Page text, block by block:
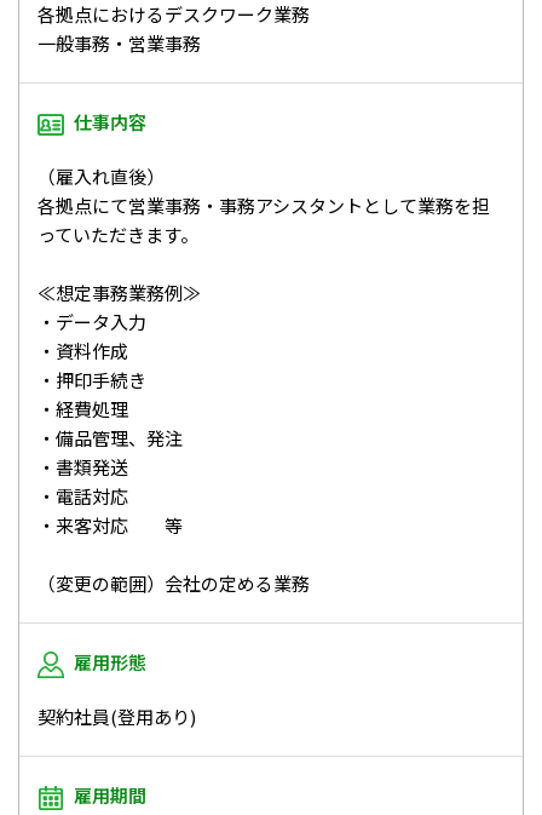
各拠点におけるデスクワーク業務
一般事務・営業事務
仕事内容
（雇入れ直後）
各拠点にて営業事務・事務アシスタントとして業務を担
っていただきます。
≪想定事務業務例≫
・データ入力
・資料作成
・押印手続き
・経費処理
・備品管理、発注
・書類発送
・電話対応
・来客対応 等
（変更の範囲）会社の定める業務
雇用形態
契約社員(登用あり)
雇用期間